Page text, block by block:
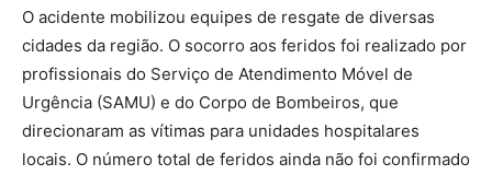
​O acidente mobilizou equipes de resgate de diversas
cidades da região. O socorro aos feridos foi realizado por
profissionais do Serviço de Atendimento Móvel de
Urgência (SAMU) e do Corpo de Bombeiros, que
direcionaram as vítimas para unidades hospitalares
locais. O número total de feridos ainda não foi confirmado